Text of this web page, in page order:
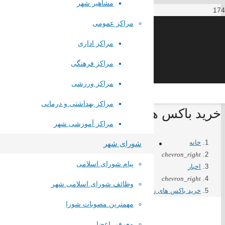
مشاهیر شهر
مراکز عمومی
مراکز اداری
مراکز فرهنگی
مراکز ورزشی
مراکز بهداشتی و درمانی
مراکز آموزشی شهر
شورای شهر
پیام شورای اسلامی
وظائف شورای اسلامی شهر
مهمترین مصوبات شورا
خرید باکس های زباله توسط معاونت
خانه
chevron_right
اخبار
chevron_right
خرید باکس های زباله توسط معاونت خدمات شهری